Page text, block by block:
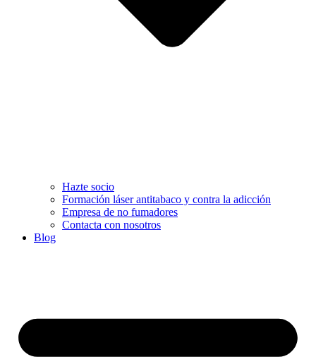
Hazte socio
Formación láser antitabaco y contra la adicción
Empresa de no fumadores
Contacta con nosotros
Blog